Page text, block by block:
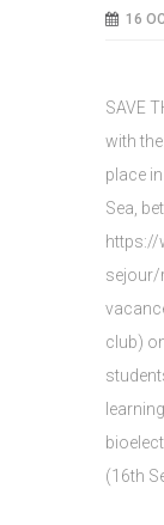
16
SAVE
with
place
Sea,
sejour/
club)
(16th